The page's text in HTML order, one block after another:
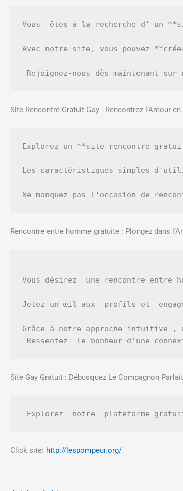
Vous  êtes à la recherche d' un
Avec notre site, vous pouvez
Rejoignez-nous dès maintenant
Site Rencontre Gratuit Gay : Rencontrez l’Amour
Explorez un **site rencontre
Les caractéristiques simples
Rencontre entre homme gratuite : Plongez dans
Vous désirez  une rencontre
Jetez un œil aux  profils et
Grâce à notre approche intuitive ,
Ressentez  le bonheur d'une
Site Gay Gratuit : Débusquez Le Compagnon
Click site: http://lespompeur.org/